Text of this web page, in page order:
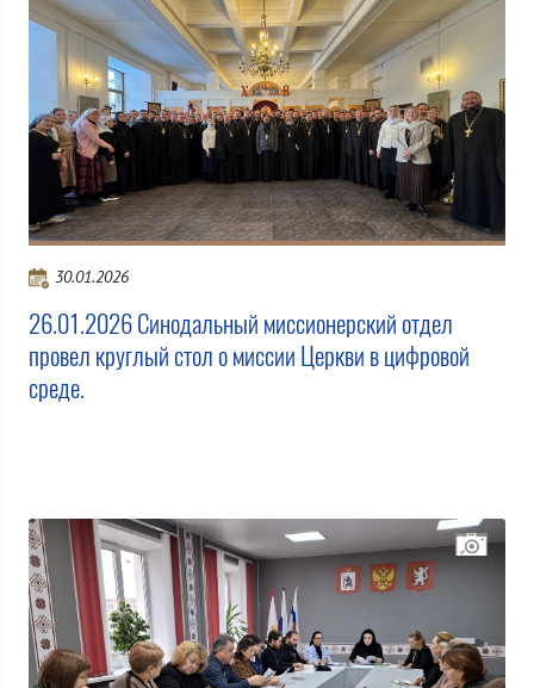
30.01.2026
26.01.2026 Синодальный миссионерский отдел
провел круглый стол о миссии Церкви в цифровой
среде.